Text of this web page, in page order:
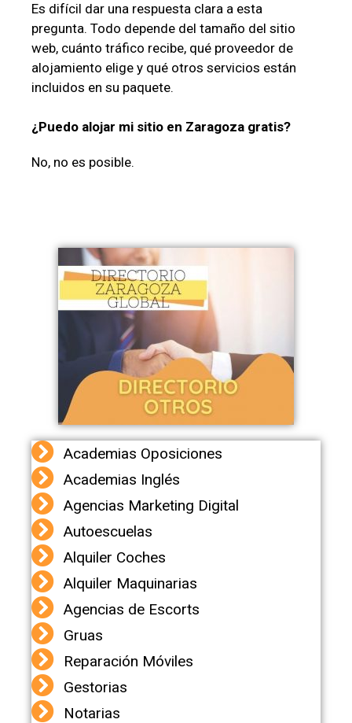
Es difícil dar una respuesta clara a esta
pregunta. Todo depende del tamaño del sitio
web, cuánto tráfico recibe, qué proveedor de
alojamiento elige y qué otros servicios están
incluidos en su paquete.
¿Puedo alojar mi sitio en Zaragoza gratis?
No, no es posible.
Academias Oposiciones
Academias Inglés
Agencias Marketing Digital
Autoescuelas
Alquiler Coches
Alquiler Maquinarias
Agencias de Escorts
Gruas
Reparación Móviles
Gestorias
Notarias